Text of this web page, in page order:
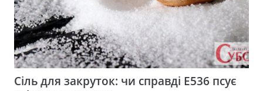
Сіль для закруток: чи справді Е536 псує